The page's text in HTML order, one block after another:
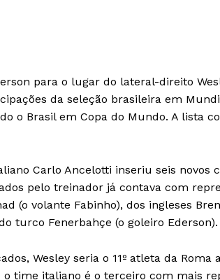
para o lugar do lateral-direito
da seleção brasileira em
o Brasil em Copa do Mundo. A lista
Carlo Ancelotti inseriu seis novos
pelo treinador já contava com
(o volante Fabinho), dos ingleses
turco Fenerbahçe (o goleiro Ederson).
Wesley seria o 11º atleta da
o time italiano é o terceiro com mais